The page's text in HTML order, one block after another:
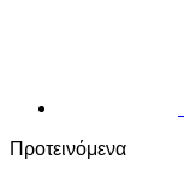
Προτεινόμενα